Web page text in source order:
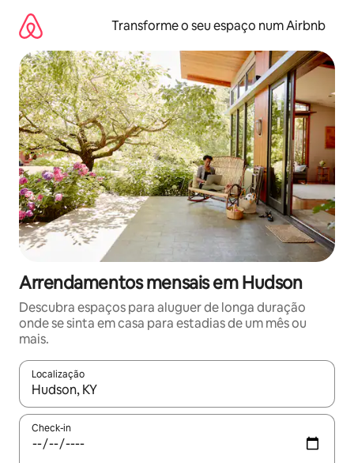
para
conteúdo
Transforme o seu espaço num Airbnb
Arrendamentos mensais em Hudson
Descubra espaços para aluguer de longa duração
onde se sinta em casa para estadias de um mês ou
mais.
Localização
Quando os resultados estiverem disponíveis, navegue com
Check-in